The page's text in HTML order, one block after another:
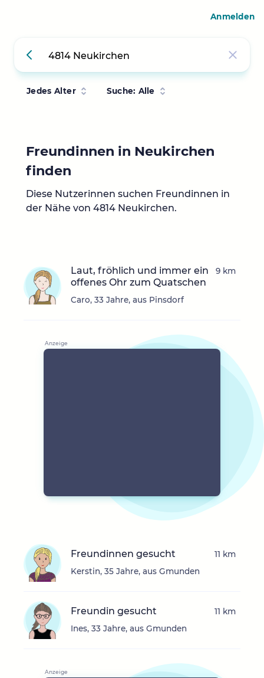
Jedes Alter Suche: Alle
Freundinnen in Neukirchen
finden
Diese Nutzerinnen suchen Freundinnen in
der Nähe von 4814 Neukirchen.
Laut, fröhlich und immer ein
offenes Ohr zum Quatschen
Caro, 33 Jahre, aus Pinsdorf
9 km
Freundinnen gesucht
Kerstin, 35 Jahre, aus Gmunden
11 km
Freundin gesucht
Ines, 33 Jahre, aus Gmunden
11 km
Anmelden